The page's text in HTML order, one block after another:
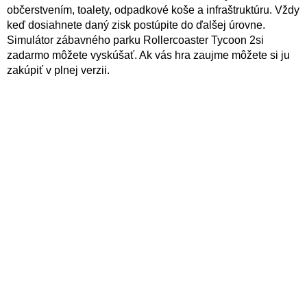
občerstvením, toalety, odpadkové koše a infraštruktúru. Vždy
keď dosiahnete daný zisk postúpite do ďalšej úrovne.
Simulátor zábavného parku Rollercoaster Tycoon 2si
zadarmo môžete vyskúšať. Ak vás hra zaujme môžete si ju
zakúpiť v plnej verzii.